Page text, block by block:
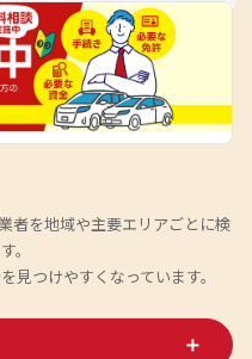
者を地域や主要エリアごとに検
。
見つけやすくなっています。
＋